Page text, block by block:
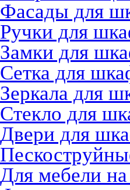
Фасады для
Ручки для
Замки для
Сетка для
Зеркала для
Стекло для
Двери для
Для мебели на